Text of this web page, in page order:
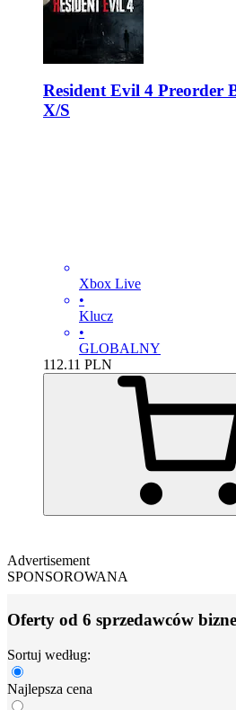
Resident Evil 4 Preorder
X/S
Xbox Live
•
Klucz
•
GLOBALNY
112.11 PLN
Advertisement
SPONSOROWANA
Oferty od 6 sprzedawców
Sortuj według:
Najlepsza cena